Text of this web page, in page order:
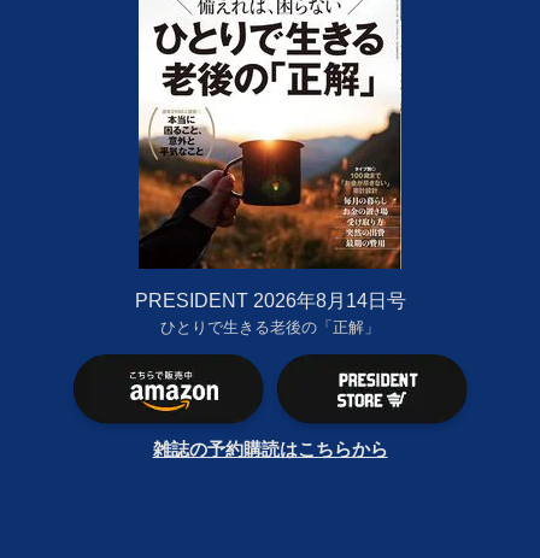
PRESIDENT 2026年8月14日号
ひとりで生きる老後の「正解」
雑誌の予約購読はこちらから